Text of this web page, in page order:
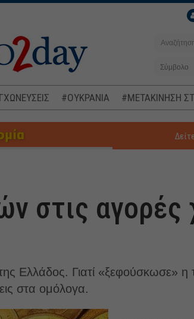
Σύμβολο
#ΟΥΚΡΑΝΙΑ #ΜΕΤΑΚΙΝΗΣΗ
Δείτε
στις αγορές
Ελλάδος. Γιατί «ξεφούσκωσε»
στα ομόλογα.